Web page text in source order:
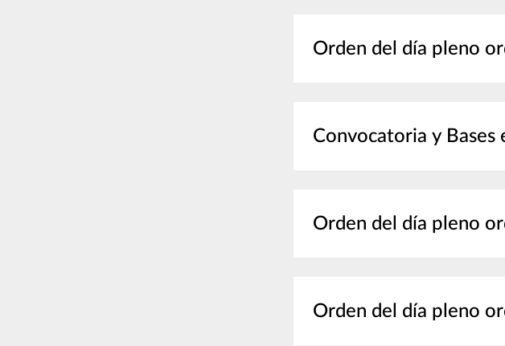
Orden del día pleno
Convocatoria y Bases
Orden del día pleno
Orden del día pleno